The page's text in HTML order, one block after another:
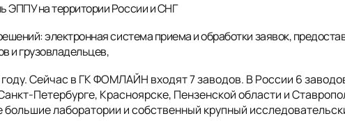
ЭППУ на территории России и СНГ
электронная система приема и обработки заявок,
и грузовладельцев,
Сейчас в ГК ФОМЛАЙН входят 7 заводов. В России 6
Петербурге, Красноярске, Пензенской области и
большие лаборатории и собственный крупный